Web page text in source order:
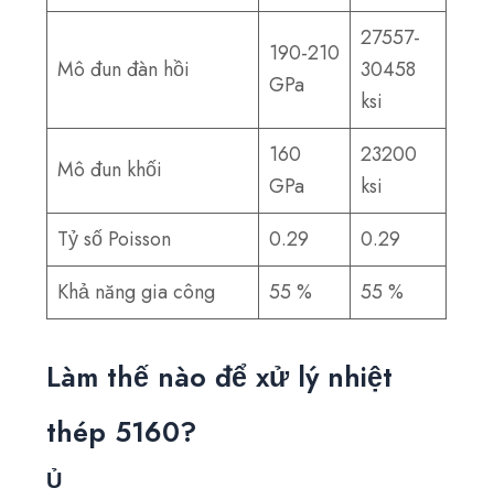
Mô đun đàn hồi
190-210
GPa
27557-
30458
ksi
Mô đun khối
160
GPa
23200
ksi
Tỷ số Poisson
0.29
0.29
Khả năng gia công
55 % 55 %
Làm thế nào để xử lý nhiệt
thép 5160?
Ủ